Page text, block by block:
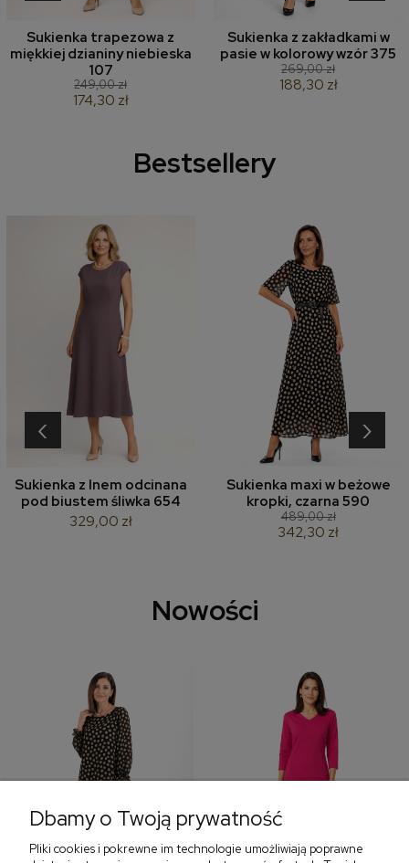
Sukienka trapezowa z
miękkiej dzianiny niebieska
107
249,00 zł
174,30 zł
Sukienka z zakładkami w
pasie w kolorowy wzór 375
269,00 zł
188,30 zł
Bestsellery
Sukienka z lnem odcinana
pod biustem śliwka 654
329,00 zł
Sukienka maxi w beżowe
kropki, czarna 590
489,00 zł
342,30 zł
‹ ›
Nowości
Dbamy o Twoją prywatność
Pliki cookies i pokrewne im technologie umożliwiają poprawne